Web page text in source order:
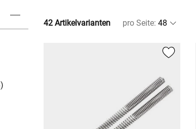
42 Artikelvarianten pro Seite: